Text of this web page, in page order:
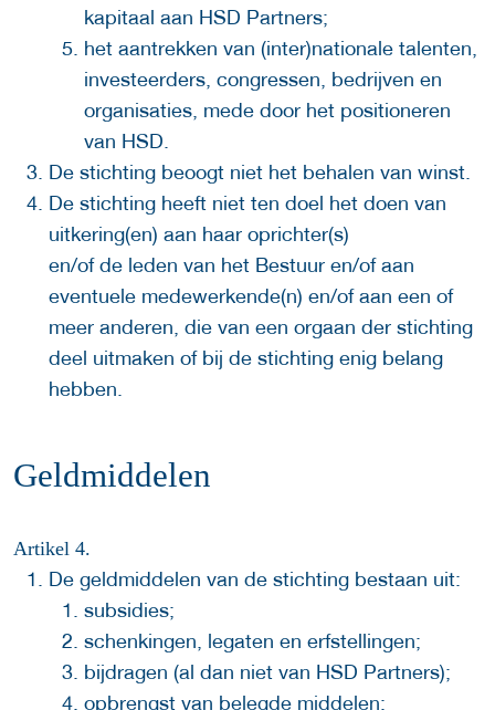
kapitaal aan HSD Partners;
het aantrekken van (inter)nationale talenten,
investeerders, congressen, bedrijven en
organisaties, mede door het positioneren
van HSD.
De stichting beoogt niet het behalen van winst.
De stichting heeft niet ten doel het doen van
uitkering(en) aan haar oprichter(s)
en/of de leden van het Bestuur en/of aan
eventuele medewerkende(n) en/of aan een of
meer anderen, die van een orgaan der stichting
deel uitmaken of bij de stichting enig belang
hebben.
Geldmiddelen
Artikel 4.
De geldmiddelen van de stichting bestaan uit:
subsidies;
schenkingen, legaten en erfstellingen;
bijdragen (al dan niet van HSD Partners);
opbrengst van belegde middelen;